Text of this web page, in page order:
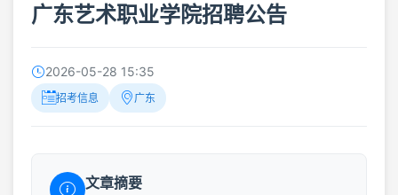
广东艺术职业学院招聘公告
2026-05-28 15:35
招考信息 广东
文章摘要